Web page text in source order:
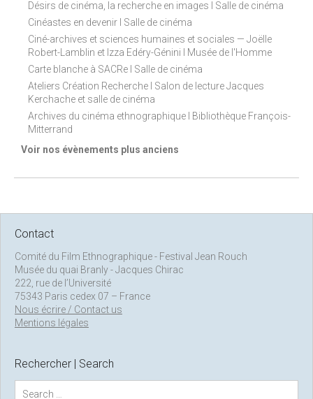
Désirs de cinéma, la recherche en images I Salle de cinéma
Cinéastes en devenir I Salle de cinéma
Ciné-archives et sciences humaines et sociales — Joëlle
Robert-Lamblin et Izza Edéry-Génini I Musée de l'Homme
Carte blanche à SACRe I Salle de cinéma
Ateliers Création Recherche I Salon de lecture Jacques
Kerchache et salle de cinéma
Archives du cinéma ethnographique I Bibliothèque François-
Mitterrand
Voir nos évènements plus anciens
Contact
Comité du Film Ethnographique - Festival Jean Rouch
Musée du quai Branly - Jacques Chirac
222, rue de l’Université
75343 Paris cedex 07 – France
Nous écrire / Contact us
Mentions légales
Rechercher | Search